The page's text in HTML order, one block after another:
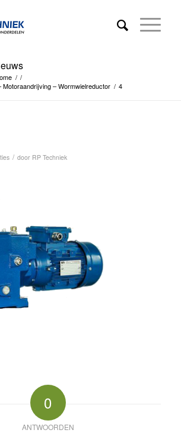
/ /
– Wormwielreductor / 4
/ door RP Techniek
0
ANTWOORDEN